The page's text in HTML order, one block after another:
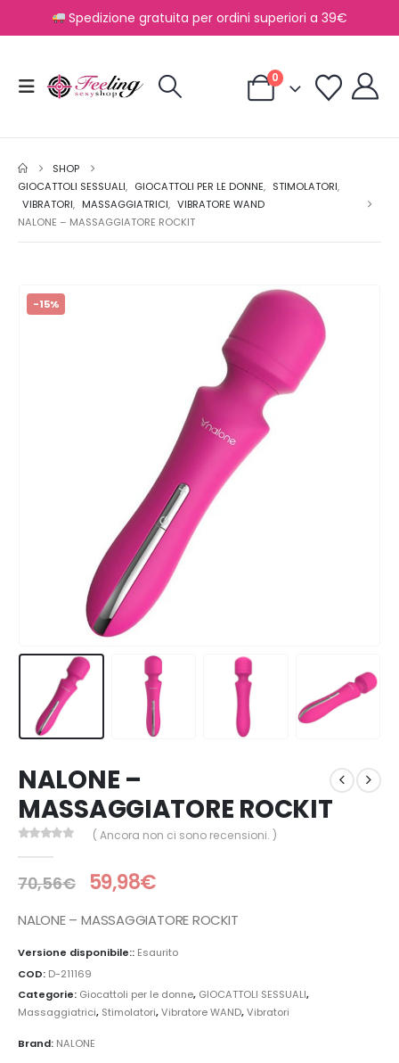
Spedizione gratuita per ordini superiori a 39€
0
SHOP
GIOCATTOLI SESSUALI, GIOCATTOLI PER LE DONNE, STIMOLATORI,
VIBRATORI, MASSAGGIATRICI, VIBRATORE WAND
NALONE – MASSAGGIATORE ROCKIT
-15%
NALONE –
MASSAGGIATORE ROCKIT
( Ancora non ci sono recensioni. )
70,56€ 59,98€
NALONE – MASSAGGIATORE ROCKIT
Versione disponibile:: Esaurito
COD: D-211169
Categorie: Giocattoli per le donne, GIOCATTOLI SESSUALI,
Massaggiatrici, Stimolatori,Vibratore WAND,Vibratori
Brand: NALONE